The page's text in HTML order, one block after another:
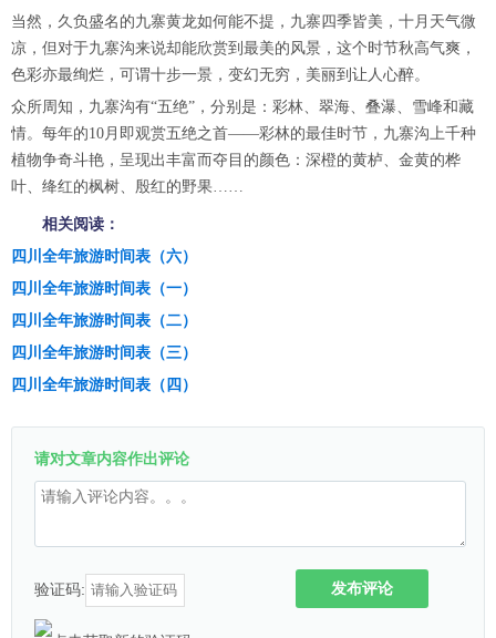
当然，久负盛名的九寨黄龙如何能不提，九寨四季皆美，十月天气微
凉，但对于九寨沟来说却能欣赏到最美的风景，这个时节秋高气爽，
色彩亦最绚烂，可谓十步一景，变幻无穷，美丽到让人心醉。
众所周知，九寨沟有“五绝”，分别是：彩林、翠海、叠瀑、雪峰和藏
情。每年的10月即观赏五绝之首——彩林的最佳时节，九寨沟上千种
植物争奇斗艳，呈现出丰富而夺目的颜色：深橙的黄栌、金黄的桦
叶、绛红的枫树、殷红的野果……
相关阅读：
四川全年旅游时间表（六）
四川全年旅游时间表（一）
四川全年旅游时间表（二）
四川全年旅游时间表（三）
四川全年旅游时间表（四）
请对文章内容作出评论
验证码: 发布评论